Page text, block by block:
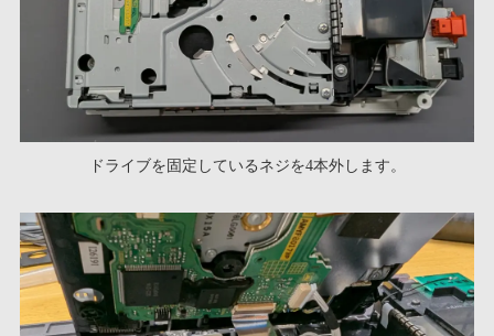
ドライブを固定しているネジを4本外します。